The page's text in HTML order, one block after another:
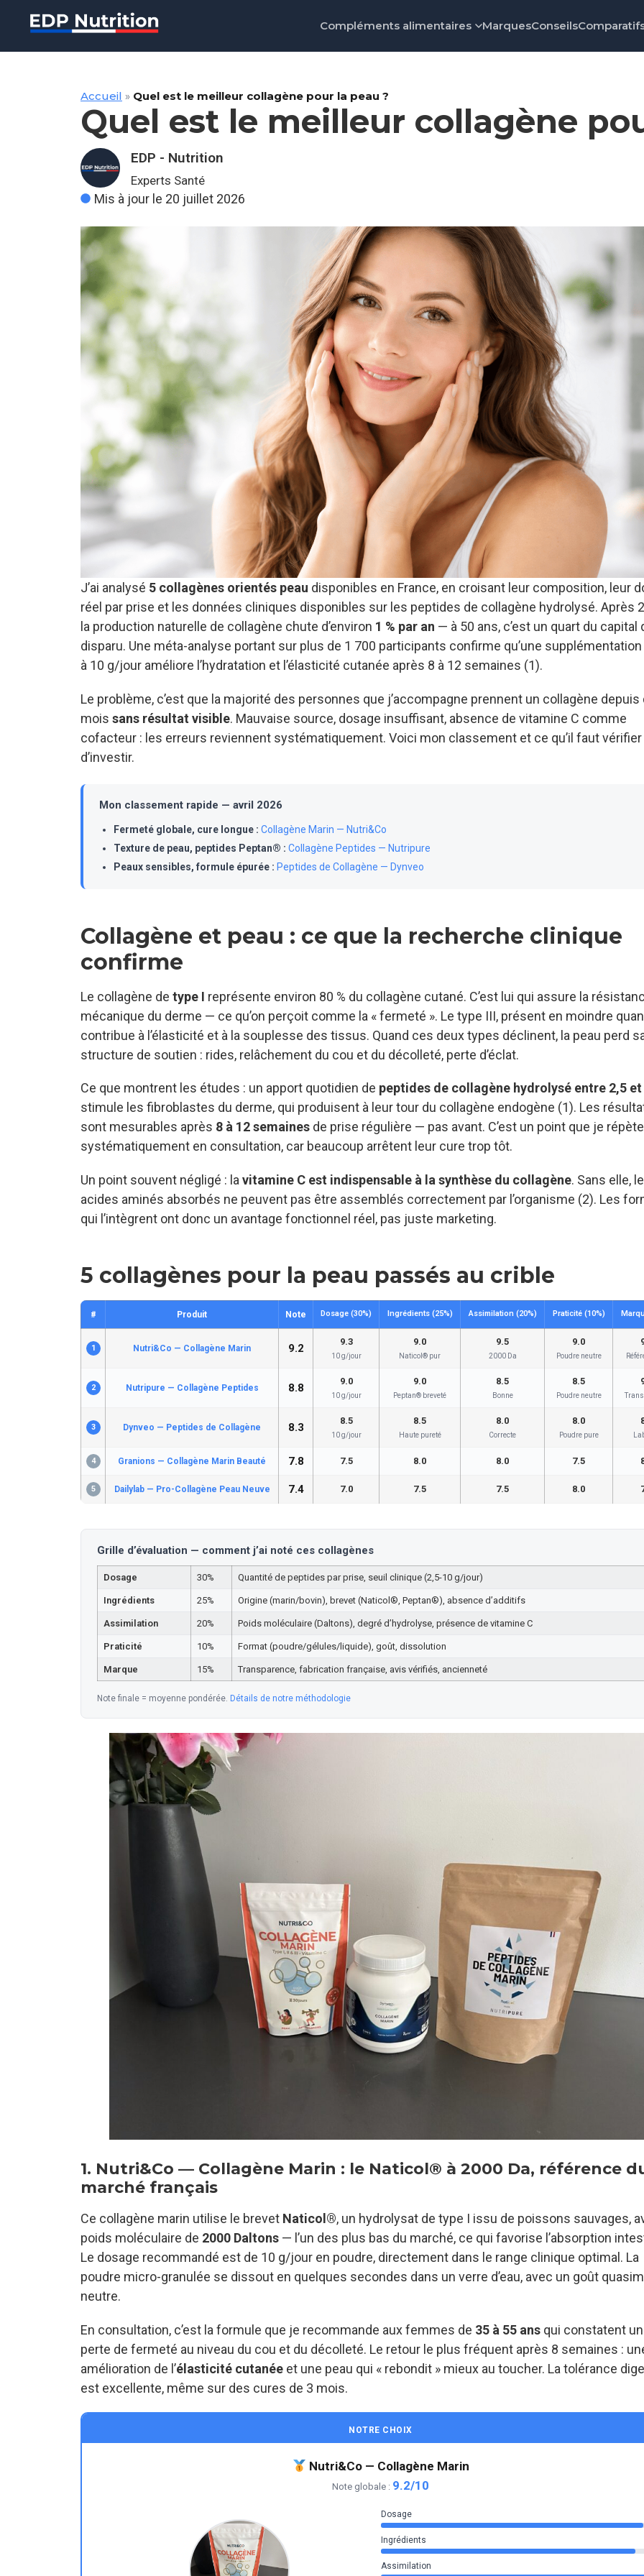
Compléments alimentaires MarquesConseils
Accueil » Quel est le meilleur collagène pour la peau ?
Quel est le meilleur collagène
EDP - Nutrition
Experts Santé
Mis à jour le 20 juillet 2026
J’ai analysé 5 collagènes orientés peau disponibles en France, en croisant leur composition, leur
réel par prise et les données cliniques disponibles sur les peptides de collagène hydrolysé. Après
la production naturelle de collagène chute d’environ 1 % par an — à 50 ans, c’est un quart du capital
disparu. Une méta-analyse portant sur plus de 1 700 participants confirme qu’une supplémentation
à 10 g/jour améliore l’hydratation et l’élasticité cutanée après 8 à 12 semaines (1).
Le problème, c’est que la majorité des personnes que j’accompagne prennent un collagène depuis
mois sans résultat visible. Mauvaise source, dosage insuffisant, absence de vitamine C comme
cofacteur : les erreurs reviennent systématiquement. Voici mon classement et ce qu’il faut vérifier
d’investir.
Mon classement rapide — avril 2026
Fermeté globale, cure longue : Collagène Marin — Nutri&Co
Texture de peau, peptides Peptan® : Collagène Peptides — Nutripure
Peaux sensibles, formule épurée : Peptides de Collagène — Dynveo
Collagène et peau : ce que la recherche clinique
confirme
Le collagène de type I représente environ 80 % du collagène cutané. C’est lui qui assure la
mécanique du derme — ce qu’on perçoit comme la « fermeté ». Le type III, présent en moindre
contribue à l’élasticité et à la souplesse des tissus. Quand ces deux types déclinent, la peau perd
structure de soutien : rides, relâchement du cou et du décolleté, perte d’éclat.
Ce que montrent les études : un apport quotidien de peptides de collagène hydrolysé entre 2,5 et
stimule les fibroblastes du derme, qui produisent à leur tour du collagène endogène (1). Les
sont mesurables après 8 à 12 semaines de prise régulière — pas avant. C’est un point que je répète
systématiquement en consultation, car beaucoup arrêtent leur cure trop tôt.
Un point souvent négligé : lavitamine C est indispensable à la synthèse du collagène. Sans elle,
acides aminés absorbés ne peuvent pas être assemblés correctement par l’organisme (2). Les
qui l’intègrent ont donc un avantage fonctionnel réel, pas juste marketing.
5 collagènes pour la peau passés au crible
# Produit Note Dosage (30%) Ingrédients (25%) Assimilation (20%) Praticité (10%)
1 Nutri&Co — Collagène Marin 9.2
9.3
10 g/jour
9.0
Naticol® pur
9.5
2000 Da
9.0
Poudre neutre
2 Nutripure — Collagène Peptides 8.8
9.0
10 g/jour
9.0
Peptan® breveté
8.5
Bonne
8.5
Poudre neutre
3 Dynveo — Peptides de Collagène 8.3
8.5
10 g/jour
8.5
Haute pureté
8.0
Correcte
8.0
Poudre pure
4 Granions — Collagène Marin Beauté 7.8 7.5 8.0 8.0 7.5
5 Dailylab — Pro-Collagène Peau Neuve 7.4 7.0 7.5 7.5 8.0
Grille d’évaluation — comment j’ai noté ces collagènes
Dosage 30% Quantité de peptides par prise, seuil clinique (2,5-10 g/jour)
Ingrédients 25% Origine (marin/bovin), brevet (Naticol®, Peptan®), absence d’additifs
Assimilation 20% Poids moléculaire (Daltons), degré d’hydrolyse, présence de vitamine C
Praticité 10% Format (poudre/gélules/liquide), goût, dissolution
Marque 15% Transparence, fabrication française, avis vérifiés, ancienneté
Note finale = moyenne pondérée. Détails de notre méthodologie
1. Nutri&Co — Collagène Marin : le Naticol® à 2000 Da, référence
marché français
Ce collagène marin utilise le brevet Naticol®, un hydrolysat de type I issu de poissons sauvages,
poids moléculaire de 2000 Daltons — l’un des plus bas du marché, ce qui favorise l’absorption
Le dosage recommandé est de 10 g/jour en poudre, directement dans le range clinique optimal. La
poudre micro-granulée se dissout en quelques secondes dans un verre d’eau, avec un goût
neutre.
En consultation, c’est la formule que je recommande aux femmes de 35 à 55 ans qui constatent
perte de fermeté au niveau du cou et du décolleté. Le retour le plus fréquent après 8 semaines :
amélioration de l’élasticité cutanée et une peau qui « rebondit » mieux au toucher. La tolérance
est excellente, même sur des cures de 3 mois.
NOTRE CHOIX
Nutri&Co — Collagène Marin
Note globale : 9.2/10
Dosage
Ingrédients
Assimilation